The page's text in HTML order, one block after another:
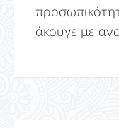
άκουγε με